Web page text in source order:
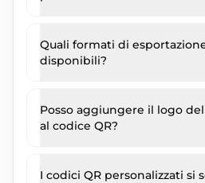
Quali formati di
disponibili?
Posso aggiungere il logo
al codice QR?
I codici QR personalizzati si